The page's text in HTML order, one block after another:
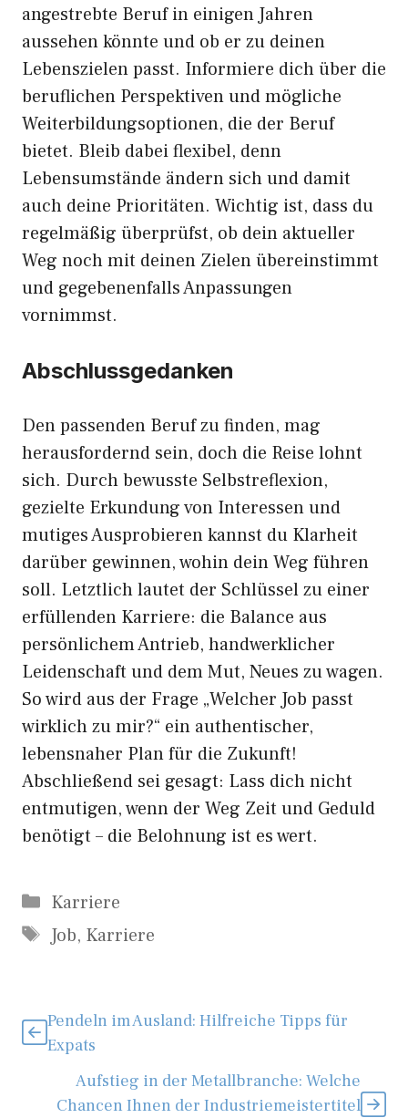
angestrebte Beruf in einigen Jahren
aussehen könnte und ob er zu deinen
Lebenszielen passt. Informiere dich über die
beruflichen Perspektiven und mögliche
Weiterbildungsoptionen, die der Beruf
bietet. Bleib dabei flexibel, denn
Lebensumstände ändern sich und damit
auch deine Prioritäten. Wichtig ist, dass du
regelmäßig überprüfst, ob dein aktueller
Weg noch mit deinen Zielen übereinstimmt
und gegebenenfalls Anpassungen
vornimmst.
Abschlussgedanken
Den passenden Beruf zu finden, mag
herausfordernd sein, doch die Reise lohnt
sich. Durch bewusste Selbstreflexion,
gezielte Erkundung von Interessen und
mutiges Ausprobieren kannst du Klarheit
darüber gewinnen, wohin dein Weg führen
soll. Letztlich lautet der Schlüssel zu einer
erfüllenden Karriere: die Balance aus
persönlichem Antrieb, handwerklicher
Leidenschaft und dem Mut, Neues zu wagen.
So wird aus der Frage „Welcher Job passt
wirklich zu mir?“ ein authentischer,
lebensnaher Plan für die Zukunft!
Abschließend sei gesagt: Lass dich nicht
entmutigen, wenn der Weg Zeit und Geduld
benötigt – die Belohnung ist es wert.
Kategorien
Karriere
Schlagwörter
Job, Karriere
Pendeln im Ausland: Hilfreiche Tipps für
Expats
Aufstieg in der Metallbranche: Welche
Chancen Ihnen der Industriemeistertitel